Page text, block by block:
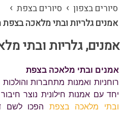
סיורים בצפון › סיורים בצפת ›
אמנים גלריות ובתי מלאכה
אמנים, גלריות ובתי
אמנים ובתי מלאכה בצפת
רוחניות ואמנות מתחברות
יחד עם אמנות חילונית נוצר
ובתי מלאכה בצפת הפכו לשם